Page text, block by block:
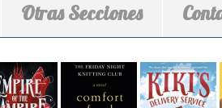
Otras Secciones